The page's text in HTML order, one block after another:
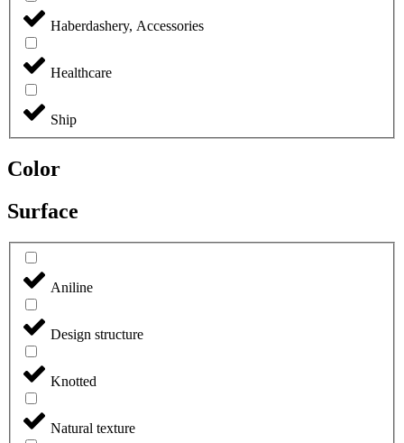
Haberdashery, Accessories
Healthcare
Ship
Color
Surface
Aniline
Design structure
Knotted
Natural texture